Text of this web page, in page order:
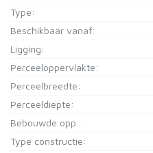
Type:
Beschikbaar vanaf:
Ligging:
Perceeloppervlakte:
Perceelbreedte:
Perceeldiepte:
Bebouwde opp.:
Type constructie: